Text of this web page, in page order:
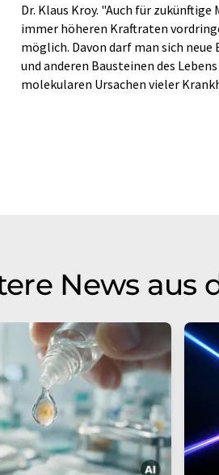
Dr. Klaus Kroy. "Auch für
immer höheren Kraftraten
möglich. Davon darf man sich
und anderen Bausteinen des
molekularen Ursachen vieler
News aus